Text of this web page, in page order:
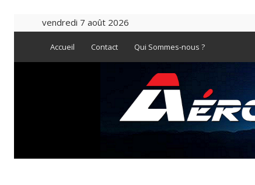
vendredi 7 août 2026
Accueil Contact Qui Sommes-nous ?